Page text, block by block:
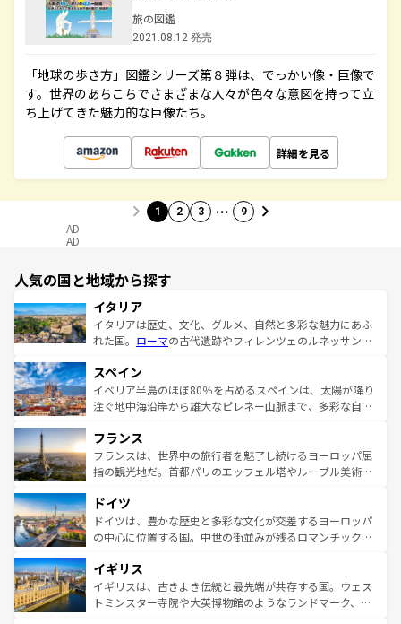
旅の図鑑
2021.08.12 発売
「地球の歩き方」図鑑シリーズ第８弾は、でっかい像・巨像で
す。世界のあちこちでさまざまな人々が色々な意図を持って立
ち上げてきた魅力的な巨像たち。
詳細を見る
1 2 3 … 9
AD
AD
人気の国と地域から探す
イタリア
イタリアは歴史、文化、グルメ、自然と多彩な魅力にあふ
れた国。 ローマの古代遺跡やフィレンツェのルネッサンス
ろん、トスカーナの美しい田園風景やアマルフィ海岸の絶
景など、自然景観も見逃せない。観光の合間には、本場の
ピザやパスタなど、絶品のイタリア料理を堪能することも
ませてくれるイタリアで、忘れられない旅をしてみよう！
なお、新着のイタリア情報はコンテンツ一覧 を参照してほ
しい。
スペイン
イベリア半島のほぼ80％を占めるスペインは、太陽が降り
注ぐ地中海沿岸から雄大なピレネー山脈まで、多彩な自然
文化が根付くこの国では、情熱的なフラメンコ、熱気あふ
れる闘牛、そして美味しいタパスが生活の一部となってい
る。首都マドリードの洗練された雰囲気や、バルセロナの
の城塞都市、穏やかなビーチリゾートまで多彩な表情を見
せる。地方によって風土や気候が異なるスペインはその個
性で訪れる人を魅了する。 なお、新着のスペイン情報はコ
フランス
フランスは、世界中の旅行者を魅了し続けるヨーロッパ屈
指の観光地だ。首都パリのエッフェル塔やルーブル美術館
で、幅広い魅力が詰まっている。華麗な宮殿、歴史的な大
聖堂、美しいビーチ、そして豊かな自然が、訪れる者を心
から魅了する。また、フランスは美食の国としても知ら
いる。シャンパンの発祥地であるランス、プロヴァンスの
香り高いラベンダー畑など、多彩な楽しみ方が可能だ。さ
らに、パリ以外の地域にも魅力が溢れており、どの街角に
ドイツ
ドイツは、豊かな歴史と多彩な文化が交差するヨーロッパ
の中心に位置する国。中世の街並みが残るロマンチック街
顔を持つこの国は、どこを歩いても飽きることがない。ベ
ルリンの文化的活気、バイエルン州のアルプスの絶景、そ
してライン川沿いのワイン畑といった風景は必見。ビール
イギリス
イギリスは、古きよき伝統と最先端が共存する国。ウェス
トミンスター寺院や大英博物館のようなランドマーク、歴